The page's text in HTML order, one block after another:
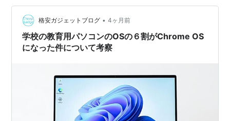
格安ガジェットブログ • 4ヶ月前
学校の教育用パソコンのOSの６割がChrome OS
になった件について考察